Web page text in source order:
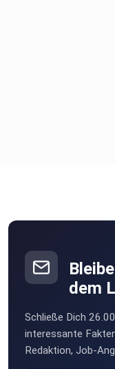
dem
Schließe Dich
interessante
Redaktion, Job-